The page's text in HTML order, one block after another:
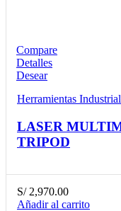
Compare
Detalles
Desear
Herramientas
LASER
TRIPOD
S/2,970.00
Añadir al carrito